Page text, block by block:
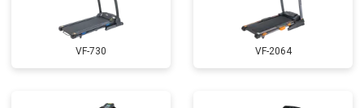
VF-730 VF-2064